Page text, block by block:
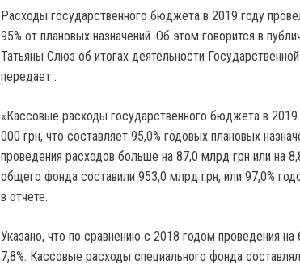
Расходы государственного бюджета в 2019 году
95% от плановых назначений. Об этом говорится в
Татьяны Слюз об итогах деятельности
передает .
«Кассовые расходы государственного бюджета в
000 грн, что составляет 95,0% годовых плановых
проведения расходов больше на 87,0 млрд грн или на
общего фонда составили 953,0 млрд грн, или 97,0%
в отчете.
Указано, что по сравнению с 2018 годом проведения
7,8%. Кассовые расходы специального фонда